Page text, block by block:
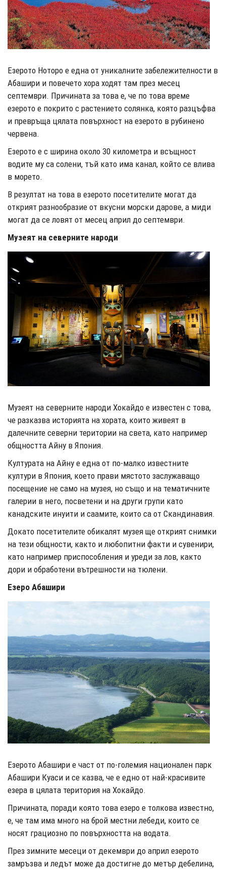
Езерото Ноторо е една от уникалните забележителности в
Абашири и повечето хора ходят там през месец
септември. Причината за това е, че по това време
езерото е покрито с растението солянка, която разцъфва
и превръща цялата повърхност на езерото в рубинено
червена.
Езерото е с ширина около 30 километра и всъщност
водите му са солени, тъй като има канал, който се влива
в морето.
В резултат на това в езерото посетителите могат да
открият разнообразие от вкусни морски дарове, а миди
могат да се ловят от месец април до септември.
Музеят на северните народи
Музеят на северните народи Хокайдо е известен с това,
че разказва историята на хората, които живеят в
далечните северни територии на света, като например
общността Айну в Япония.
Културата на Айну е една от по-малко известните
култури в Япония, което прави мястото заслужаващо
посещение не само на музея, но също и на тематичните
галерии в него, посветени и на други групи като
канадските инуити и саамите, които са от Скандинавия.
Докато посетителите обикалят музея ще открият снимки
на тези общности, както и любопитни факти и сувенири,
като например приспособления и уреди за лов, както
дори и обработени вътрешности на тюлени.
Езеро Абашири
Езерото Абашири е част от по-големия национален парк
Абашири Куаси и се казва, че е едно от най-красивите
езера в цялата територия на Хокайдо.
Причината, поради която това езеро е толкова известно,
е, че там има много на брой местни лебеди, които се
носят грациозно по повърхността на водата.
През зимните месеци от декември до април езерото
замръзва и ледът може да достигне до метър дебелина,